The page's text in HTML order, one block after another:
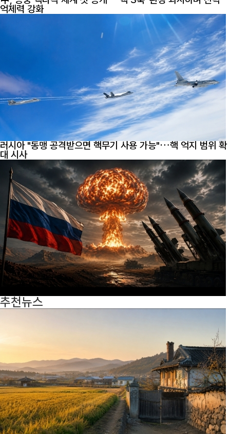
억제력 강화
러시아 "동맹 공격받으면 핵무기 사용 가능"…핵 억지 범위 확
대 시사
추천뉴스